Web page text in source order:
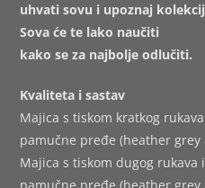
uhvati sovu i upoznaj
Sova će te lako naučiti
kako se za najbolje odlučiti.
Kvaliteta i sastav
Majica s tiskom kratkog
pamučne pređe (heather grey
Majica s tiskom dugog rukava